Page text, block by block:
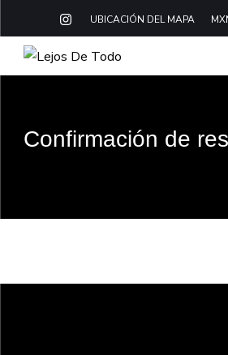
UBICACIÓN DEL MAPA
Boutique Hotel Baja California Sur
Confirmación de